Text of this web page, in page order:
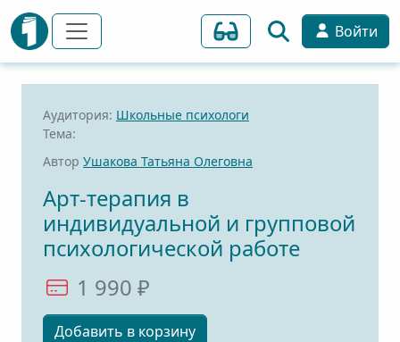
Войти
Аудитория: Школьные психологи
Тема:
Автор Ушакова Татьяна Олеговна
Арт-терапия в
индивидуальной и групповой
психологической работе
1 990 ₽
Добавить в корзину